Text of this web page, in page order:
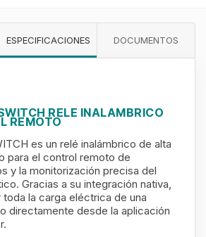
ESPECIFICACIONES DOCUMENTOS
RELE INALAMBRICO
REMOTO
es un relé inalámbrico de alta
para el control remoto de
y la monitorización precisa del
Gracias a su integración nativa,
la carga eléctrica de una
directamente desde la aplicación